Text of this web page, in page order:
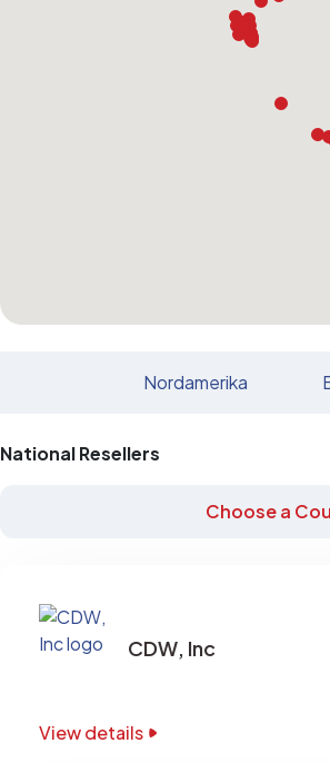
Nordamerika
National Resellers
Choose a
CDW, Inc
View details